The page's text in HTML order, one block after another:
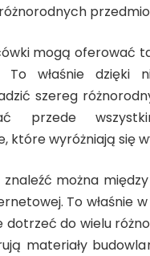
mogą oferować
To właśnie dzięki
szereg
przede
które wyróżniają się
znaleźć można
To właśnie
dotrzeć do wielu
materiały